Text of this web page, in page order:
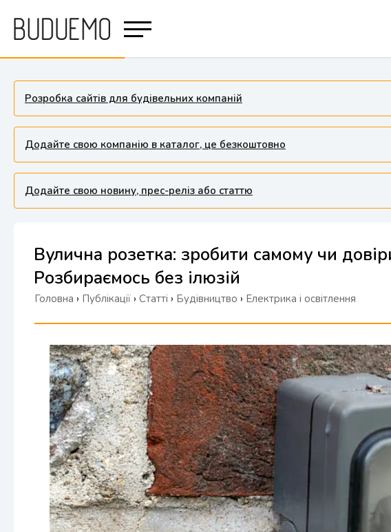
Розробка сайтів для будівельних компаній
Додайте свою компанію в каталог, це безкоштовно
Додайте свою новину, прес-реліз або статтю
Вулична розетка: зробити самому чи
Розбираємось без ілюзій
Головна › Публікації › Статті › Будівництво › Електрика і освітлення